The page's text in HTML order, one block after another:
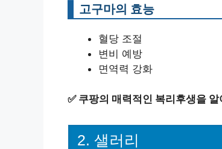
고구마의 효능
혈당 조절
변비 예방
면역력 강화
✅ 쿠팡의 매력적인 복리후생을 알
2. 샐러리